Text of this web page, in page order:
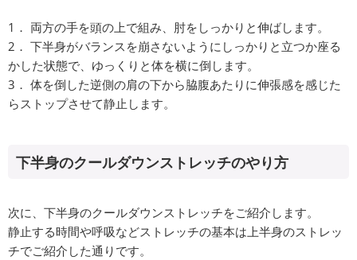
1． 両方の手を頭の上で組み、肘をしっかりと伸ばします。
2． 下半身がバランスを崩さないようにしっかりと立つか座る
かした状態で、ゆっくりと体を横に倒します。
3． 体を倒した逆側の肩の下から脇腹あたりに伸張感を感じた
らストップさせて静止します。
下半身のクールダウンストレッチのやり方
次に、下半身のクールダウンストレッチをご紹介します。
静止する時間や呼吸などストレッチの基本は上半身のストレッ
チでご紹介した通りです。